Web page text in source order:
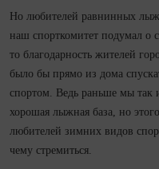
Но любителей равнинных
наш спорткомитет подумал о
то благодарность жителей
было бы прямо из дома
спортом. Ведь раньше мы так
хорошая лыжная база, но
любителей зимних видов
чему стремиться.